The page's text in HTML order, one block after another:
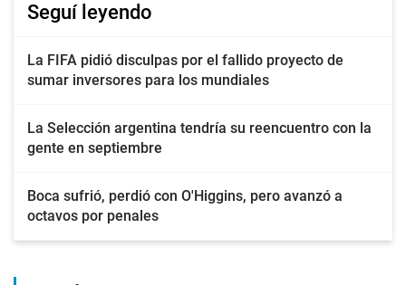
Seguí leyendo
La FIFA pidió disculpas por el fallido proyecto de
sumar inversores para los mundiales
La Selección argentina tendría su reencuentro con la
gente en septiembre
Boca sufrió, perdió con O'Higgins, pero avanzó a
octavos por penales